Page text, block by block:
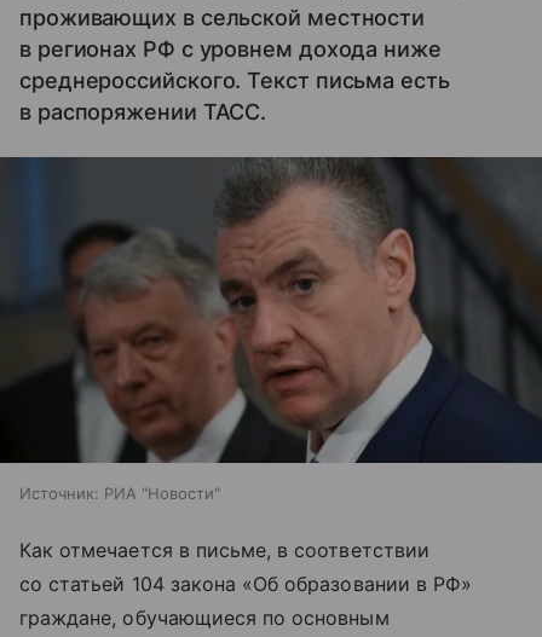
проживающих в сельской местности
в регионах РФ с уровнем дохода ниже
среднероссийского. Текст письма есть
в распоряжении ТАСС.
Источник: РИА "Новости"
Как отмечается в письме, в соответствии
со статьей 104 закона «Об образовании в РФ»
граждане, обучающиеся по основным